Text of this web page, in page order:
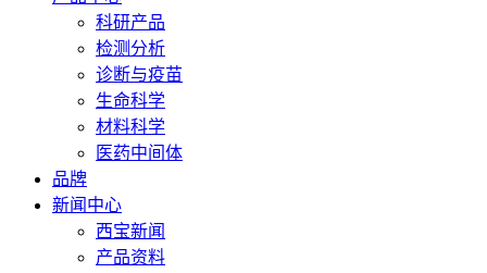
科研产品
检测分析
诊断与疫苗
生命科学
材料科学
医药中间体
品牌
新闻中心
西宝新闻
产品资料